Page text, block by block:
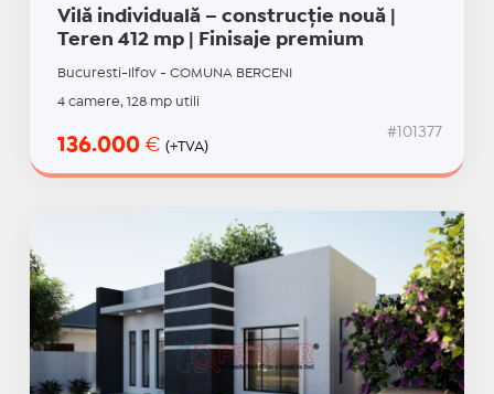
Vilă individuală – construcție nouă |
Teren 412 mp | Finisaje premium
Bucuresti-Ilfov - COMUNA BERCENI
4 camere, 128 mp utili
136.000 € (+TVA)
#101377